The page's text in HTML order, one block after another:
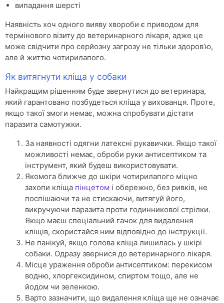
випадання шерсті
Наявність хоч одного вияву хвороби є приводом для
термінового візиту до ветеринарного лікаря, адже це
може свідчити про серйозну загрозу не тільки здоров’ю,
але й життю чотирилапого.
Як витягнути кліща у собаки
Найкращим рішенням буде звернутися до ветеринара,
який гарантовано позбудеться кліща у вихованця. Проте,
якщо такої змоги немає, можна спробувати дістати
паразита самотужки.
За наявності одягни латексні рукавички. Якщо такої
можливості немає, оброби руки антисептиком та
інструмент, який будеш використовувати.
Якомога ближче до шкіри чотирилапого міцно
захопи кліща пінцетом і обережно, без ривків, не
поспішаючи та не стискаючи, витягуй його,
викручуючи паразита проти годинникової стрілки.
Якщо маєш спеціальний гачок для видалення
кліщів, скористайся ним відповідно до інструкції.
Не панікуй, якщо голова кліща лишилась у шкірі
собаки. Одразу звернися до ветеринарного лікаря.
Місце ураження оброби антисептиком: перекисом
водню, хлоргексидином, спиртом тощо, але не
йодом чи зеленкою.
Варто зазначити, що видалення кліща ще не означає